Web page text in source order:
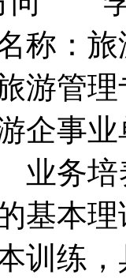
：旅
游管
企事
务培
基本
训练